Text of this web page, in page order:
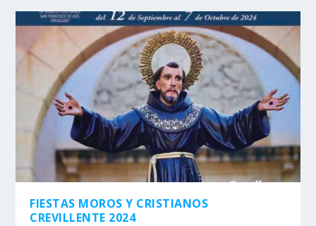
FIESTAS MOROS Y CRISTIANOS
CREVILLENTE 2024